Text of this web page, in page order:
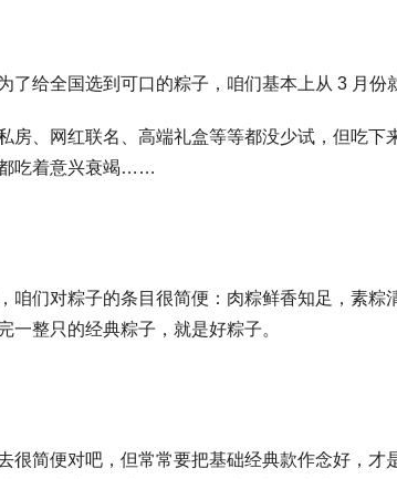
了给全国选到可口的粽子，咱们基本上从 3 月份
房、网红联名、高端礼盒等等都没少试，但吃
吃着意兴衰竭……
咱们对粽子的条目很简便：肉粽鲜香知足，素
一整只的经典粽子，就是好粽子。
很简便对吧，但常常要把基础经典款作念好，